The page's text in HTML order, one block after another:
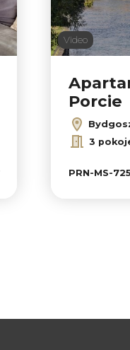
Video
Porcie
3
PRN-MS-